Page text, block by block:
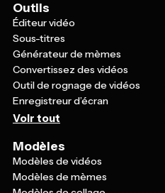
Outils
Éditeur vidéo
Sous-titres
Générateur de mèmes
Convertissez des vidéos
Outil de rognage de vidéos
Enregistreur d’écran
Voir tout
Modèles
Modèles de vidéos
Modèles de mèmes